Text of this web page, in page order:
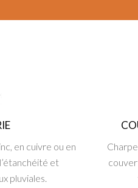
en cuivre ou en
et
pluviales.